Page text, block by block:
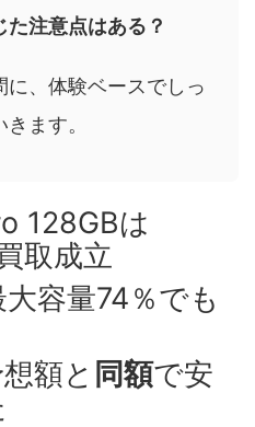
た注意点はある？
に、体験ベースでしっ
ます。
128GBは
取成立
容量74％でも
額と 同額で安